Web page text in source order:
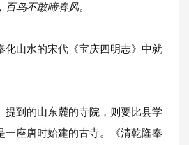
鸟不敢啼春风。
山水的宋代《宝庆四明志》中就
到的山东麓的寺院，则要比县学
一座唐时始建的古寺。《清乾隆奉